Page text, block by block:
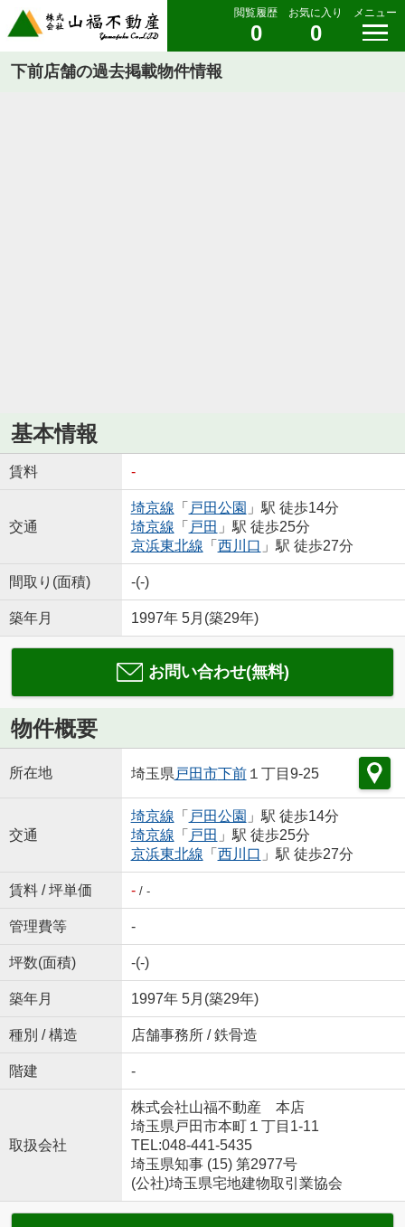
閲覧履歴
0
お気に入り
0
メニュー
下前店舗の過去掲載物件情報
基本情報
賃料 -
交通
埼京線 「 戸田公園 」駅 徒歩14分
埼京線 「 戸田 」駅 徒歩25分
京浜東北線 「 西川口 」駅 徒歩27分
間取り(面積) -(-)
築年月 1997年 5月(築29年)
お問い合わせ(無料)
物件概要
所在地 埼玉県 戸田市下前１丁目9-25
交通
埼京線 「 戸田公園 」駅 徒歩14分
埼京線 「 戸田 」駅 徒歩25分
京浜東北線 「 西川口 」駅 徒歩27分
賃料 / 坪単価 -/ -
管理費等 -
坪数(面積) -(-)
築年月 1997年 5月(築29年)
種別 / 構造 店舗事務所 / 鉄骨造
階建 -
取扱会社
株式会社山福不動産 本店
埼玉県戸田市本町１丁目1-11
TEL:048-441-5435
埼玉県知事 (15) 第2977号
(公社)埼玉県宅地建物取引業協会